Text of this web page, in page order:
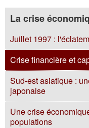
La crise
Juillet 1997 :
Crise financière et
Sud-est asiatique :
japonaise
Une crise
populations